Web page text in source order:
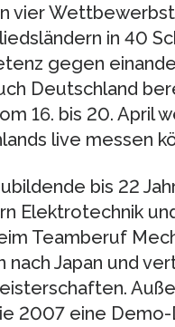
vier
in 40
gegen
Deutschland
16. bis 20. April
live messen
bis 22
Elektrotechnik
Teamberuf
nach Japan und
2007 eine